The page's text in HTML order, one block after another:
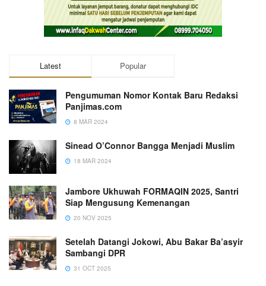
Latest Popular
Pengumuman Nomor Kontak Baru Redaksi
Panjimas.com
8 MAR 2024
Sinead O’Connor Bangga Menjadi Muslim
18 MAR 2024
Jambore Ukhuwah FORMAQIN 2025, Santri
Siap Mengusung Kemenangan
20 NOV 2025
Setelah Datangi Jokowi, Abu Bakar Ba’asyir
Sambangi DPR
31 OCT 2025